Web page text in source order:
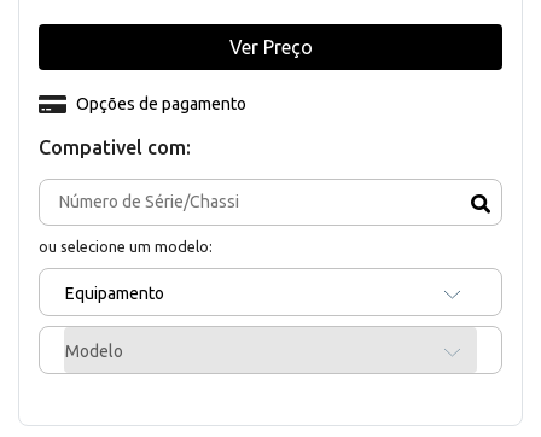
Compativel com:
ou selecione um modelo:
Equipamento
Modelo
Opções de pagamento
Ver Preço